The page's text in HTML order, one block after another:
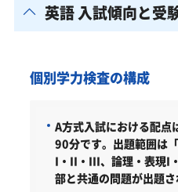
英語 入試傾向と受
個別学力検査の構成
A方式入試における配
90分です。出題範囲は
I・II・III、論理・表現I
部と共通の問題が出題さ